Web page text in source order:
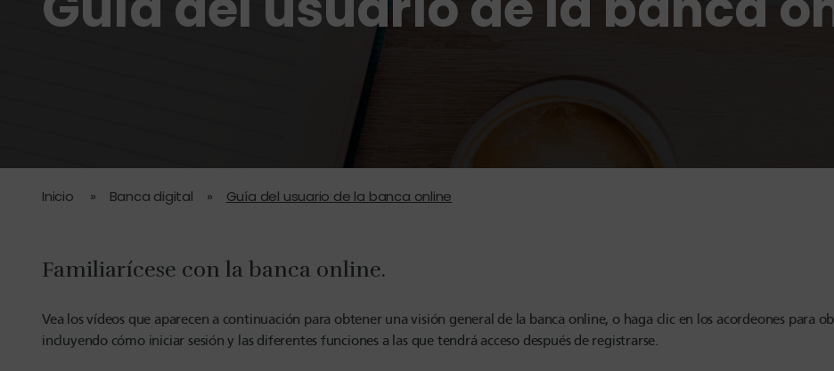
Inicio » Banca digital » Guía del usuario de la banca online
Familiarícese con la banca online.
Vea los vídeos que aparecen a continuación para obtener una visión general de la banca online, o haga clic en los acordeones para
incluyendo cómo iniciar sesión y las diferentes funciones a las que tendrá acceso después de registrarse.